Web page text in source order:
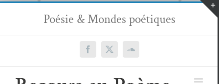
Passer
contenu
Poésie & Mondes poétiques
Facebook
X SoundCloud